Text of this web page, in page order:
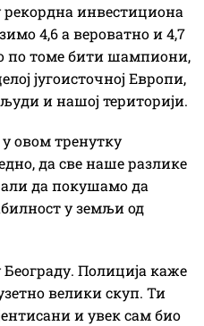
рекордна инвестициона
4,6 а вероватно и 4,7
по томе бити шампиони,
југоисточној Европи,
и нашој територији.
у овом тренутку
да све наше разлике
да покушамо да
у земљи од
Полиција каже
велики скуп. Ти
и увек сам био